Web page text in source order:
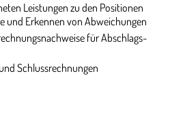
Leistungen zu den Positionen
und Erkennen von Abweichungen
für Abschlags-
Schlussrechnungen